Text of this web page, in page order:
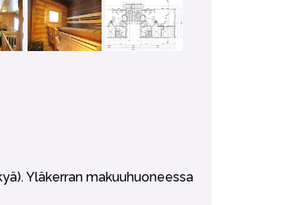
Yläkerran makuuhuoneessa